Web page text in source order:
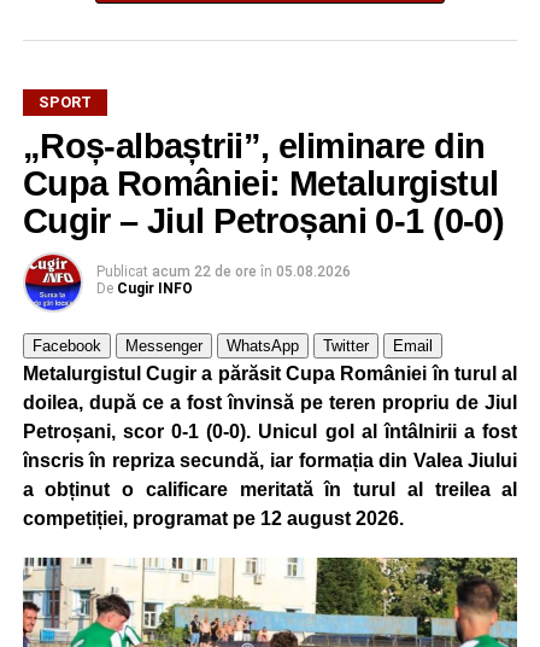
SPORT
„Roș-albaștrii”, eliminare din
Cupa României: Metalurgistul
Cugir – Jiul Petroșani 0-1 (0-0)
Publicat acum 22 de ore în 05.08.2026
De Cugir INFO
Facebook Messenger WhatsApp Twitter Email
Metalurgistul Cugir a părăsit Cupa României în turul al
doilea, după ce a fost învinsă pe teren propriu de Jiul
Petroșani, scor 0-1 (0-0). Unicul gol al întâlnirii a fost
înscris în repriza secundă, iar formația din Valea Jiului
a obținut o calificare meritată în turul al treilea al
competiției, programat pe 12 august 2026.